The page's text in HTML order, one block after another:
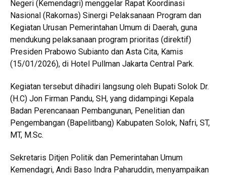
Negeri (Kemendagri) menggelar Rapat Koordinasi
Nasional (Rakornas) Sinergi Pelaksanaan Program dan
Kegiatan Urusan Pemerintahan Umum di Daerah, guna
mendukung pelaksanaan program prioritas (direktif)
Presiden Prabowo Subianto dan Asta Cita, Kamis
(15/01/2026), di Hotel Pullman Jakarta Central Park.
Kegiatan tersebut dihadiri langsung oleh Bupati Solok Dr.
(H.C) Jon Firman Pandu, SH, yang didampingi Kepala
Badan Perencanaan Pembangunan, Penelitian dan
Pengembangan (Bapelitbang) Kabupaten Solok, Nafri, ST,
MT, M.Sc.
Sekretaris Ditjen Politik dan Pemerintahan Umum
Kemendagri, Andi Baso Indra Paharuddin, menyampaikan